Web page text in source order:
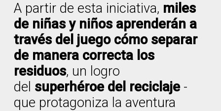
A partir de esta iniciativa, miles
de niñas y niños aprenderán a
través del juego cómo separar
de manera correcta los
residuos, un logro
del superhéroe del reciclaje-
que protagoniza la aventura